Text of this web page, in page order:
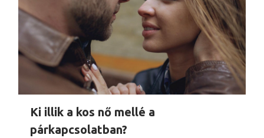
Ki illik a kos nő mellé a
párkapcsolatban?